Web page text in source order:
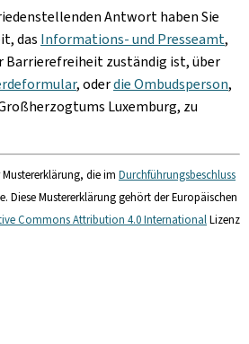
Antwort haben Sie
das Informations- und Presseamt,
Barrierefreiheit zuständig ist, über
, oderdie Ombudsperson,
Luxemburg, zu
die im Durchführungsbeschluss
Diese Mustererklärung gehört der Europäischen
Commons Attribution 4.0 InternationalLizenz